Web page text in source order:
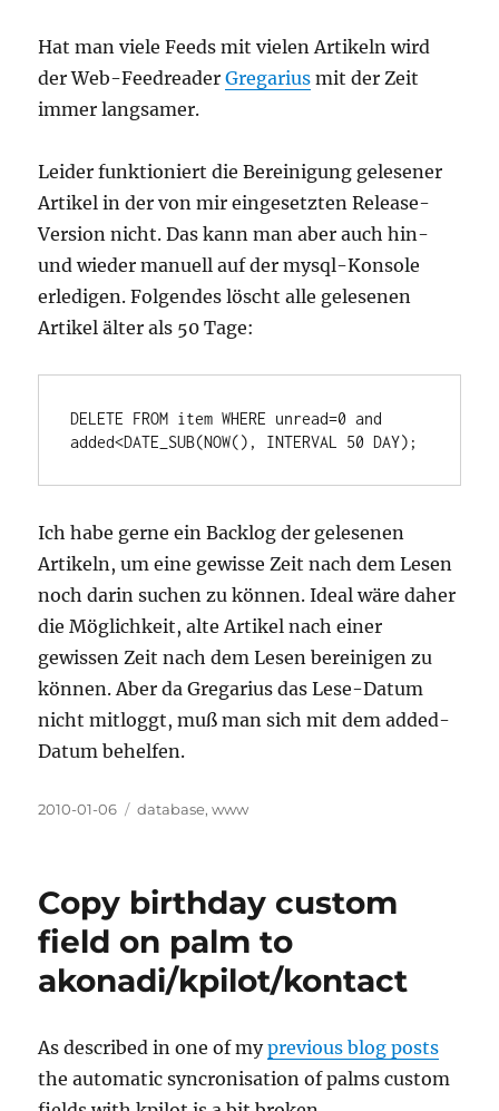
Hat man viele Feeds mit vielen Artikeln wird
der Web-FeedreaderGregarius mit der Zeit
immer langsamer.
Leider funktioniert die Bereinigung gelesener
Artikel in der von mir eingesetzten Release-
Version nicht. Das kann man aber auch hin-
und wieder manuell auf der mysql-Konsole
erledigen. Folgendes löscht alle gelesenen
Artikel älter als 50 Tage:
DELETE FROM item WHERE unread=0 and
Ich habe gerne ein Backlog der gelesenen
Artikeln, um eine gewisse Zeit nach dem Lesen
noch darin suchen zu können. Ideal wäre daher
die Möglichkeit, alte Artikel nach einer
gewissen Zeit nach dem Lesen bereinigen zu
können. Aber da Gregarius das Lese-Datum
nicht mitloggt, muß man sich mit dem added-
Datum behelfen.
Posted
2010-01-06 Categories
database,www
Copy birthday custom
field on palm to
akonadi/kpilot/kontact
As described in one of myprevious blog posts
the automatic syncronisation of palms custom